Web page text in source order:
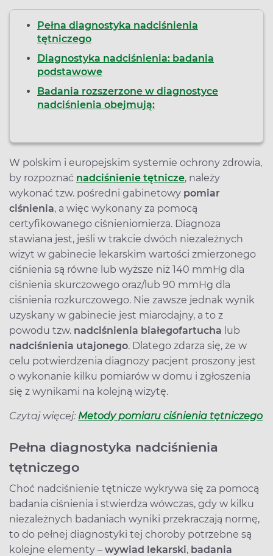
Pełna diagnostyka nadciśnienia
tętniczego
Diagnostyka nadciśnienia: badania
podstawowe
Badania rozszerzone w diagnostyce
nadciśnienia obejmują:
W polskim i europejskim systemie ochrony zdrowia,
by rozpoznać nadciśnienie tętnicze, należy
wykonać tzw. pośredni gabinetowy pomiar
ciśnienia, a więc wykonany za pomocą
certyfikowanego ciśnieniomierza. Diagnoza
stawiana jest, jeśli w trakcie dwóch niezależnych
wizyt w gabinecie lekarskim wartości zmierzonego
ciśnienia są równe lub wyższe niż 140 mmHg dla
ciśnienia skurczowego oraz/lub 90 mmHg dla
ciśnienia rozkurczowego. Nie zawsze jednak wynik
uzyskany w gabinecie jest miarodajny, a to z
powodu tzw. nadciśnienia białegofartucha lub
nadciśnienia utajonego. Dlatego zdarza się, że w
celu potwierdzenia diagnozy pacjent proszony jest
o wykonanie kilku pomiarów w domu i zgłoszenia
się z wynikami na kolejną wizytę.
Czytaj więcej: Metody pomiaru ciśnienia tętniczego
Pełna diagnostyka nadciśnienia
tętniczego
Choć nadciśnienie tętnicze wykrywa się za pomocą
badania ciśnienia i stwierdza wówczas, gdy w kilku
niezależnych badaniach wyniki przekraczają normę,
to do pełnej diagnostyki tej choroby potrzebne są
kolejne elementy – wywiad lekarski, badania